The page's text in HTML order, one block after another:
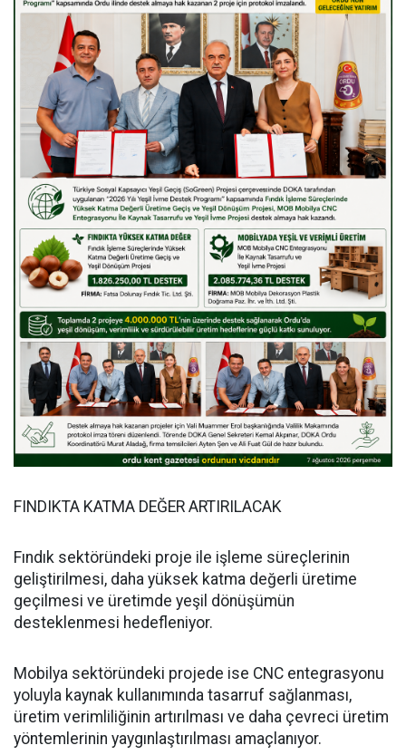
FINDIKTA KATMA DEĞER ARTIRILACAK
Fındık sektöründeki proje ile işleme süreçlerinin
geliştirilmesi, daha yüksek katma değerli üretime
geçilmesi ve üretimde yeşil dönüşümün
desteklenmesi hedefleniyor.
Mobilya sektöründeki projede ise CNC entegrasyonu
yoluyla kaynak kullanımında tasarruf sağlanması,
üretim verimliliğinin artırılması ve daha çevreci üretim
yöntemlerinin yaygınlaştırılması amaçlanıyor.